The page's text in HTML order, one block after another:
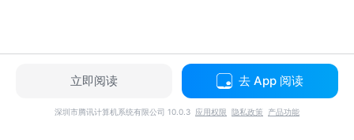
立即阅读 去 App 阅读
深圳市腾讯计算机系统有限公司 10.0.3 应用权限 隐私政策 产品功能